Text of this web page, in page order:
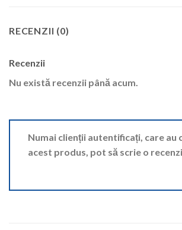
RECENZII (0)
Recenzii
Nu există recenzii până acum.
Numai clienții autentificați, care au
acest produs, pot să scrie o